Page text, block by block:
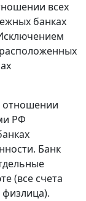
всех
банках
отношении
РФ
Банк
(все счета